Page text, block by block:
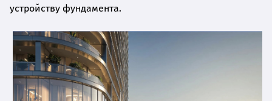
устройству фундамента.